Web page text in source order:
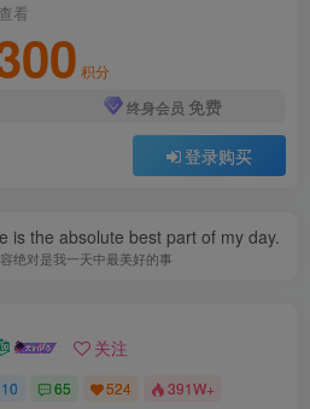
看
积分
终身会员 免费
登录购买
is the absolute best part of my day.
绝对是我一天中最美好的事
关注
65 524 391W+